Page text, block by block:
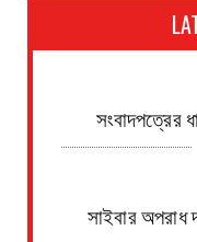
সংবাদপত্রের
সাইবার অপরাধ